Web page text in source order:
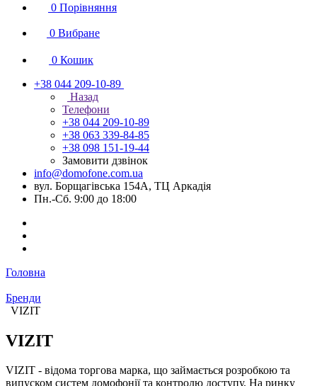
0 Порівняння
0 Вибране
0 Кошик
+38 044 209-10-89
Назад
Телефони
+38 044 209-10-89
+38 063 339-84-85
+38 098 151-19-44
Замовити дзвінок
info@domofone.com.ua
вул. Борщагівська 154А, ТЦ Аркадія
Пн.-Сб. 9:00 до 18:00
Головна
Бренди
VIZIT
VIZIT
VIZIT - відома торгова марка, що займається розробкою та
випуском систем домофонії та контролю доступу. На ринку